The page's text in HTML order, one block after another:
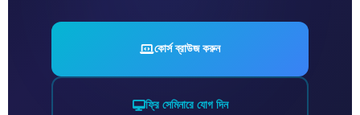
কোর্স ব্রাউজ করুন
ফ্রি সেমিনারে যোগ দিন